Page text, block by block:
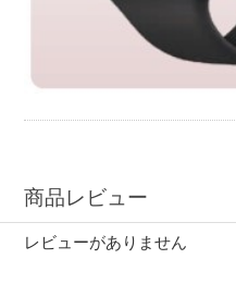
商品レビュー
レビューがありません